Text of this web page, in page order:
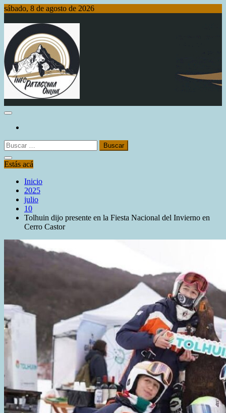
Saltar
contenido
sábado, 8 de agosto de 2026
Info Patagonia Online
Buscar:
Estás acá
Inicio
2025
julio
10
Tolhuin dijo presente en la Fiesta Nacional del Invierno en
Cerro Castor